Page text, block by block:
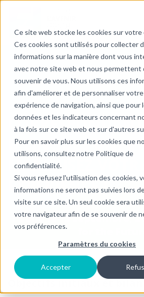
Ce site web stocke les cookies sur votre
Ces cookies sont utilisés pour collecter
informations sur la manière dont vous
avec notre site web et nous permettent
souvenir de vous. Nous utilisons ces
afin d'améliorer et de personnaliser votre
expérience de navigation, ainsi que pour
données et les indicateurs concernant
à la fois sur ce site web et sur d'autres
Pour en savoir plus sur les cookies que
utilisons, consultez notre Politique de
confidentialité.
Si vous refusez l'utilisation des cookies,
informations ne seront pas suivies lors
visite sur ce site. Un seul cookie sera
votre navigateur afin de se souvenir de
vos préférences.
Paramètres du cookies
Accepter
BILINGUES
MAXIMISEZ VOTRE
EXPÉRIENCE !
Publié le15 septembre,
Objectifs initiaux et